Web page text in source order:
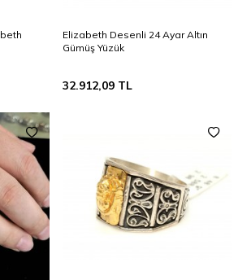
Elizabeth Desenli 24 Ayar Altın
Gümüş Yüzük
32.912,09 TL